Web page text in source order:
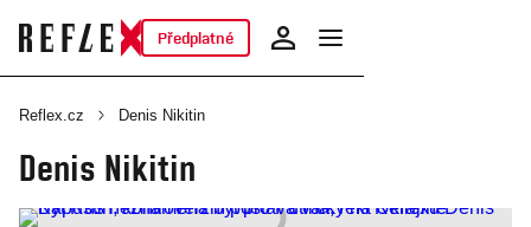
Předplatné
Reflex.cz Denis Nikitin
Denis Nikitin